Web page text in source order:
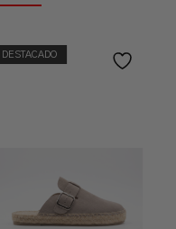
DESTACADO